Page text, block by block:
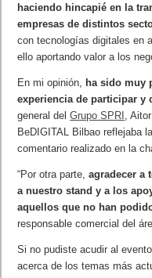
haciendo hincapié en la
empresas de distintos
con tecnologías digitales en
ello aportando valor a los
En mi opinión, ha sido muy
experiencia de participar y
general delGrupo SPRI ,
BeDIGITAL Bilbao reflejaba
comentario realizado en la
“Por otra parte,agradecer a
a nuestro stand y a los
aquellos que no han
responsable comercial del
Si no pudiste acudir al
acerca de los temas más